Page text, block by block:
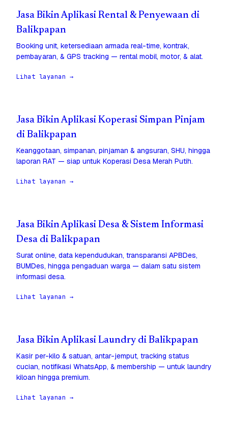
Jasa Bikin Aplikasi Rental & Penyewaan di
Balikpapan
Booking unit, ketersediaan armada real-time, kontrak,
pembayaran, & GPS tracking — rental mobil, motor, & alat.
Lihat layanan →
Jasa Bikin Aplikasi Koperasi Simpan Pinjam
di Balikpapan
Keanggotaan, simpanan, pinjaman & angsuran, SHU, hingga
laporan RAT — siap untuk Koperasi Desa Merah Putih.
Lihat layanan →
Jasa Bikin Aplikasi Desa & Sistem Informasi
Desa di Balikpapan
Surat online, data kependudukan, transparansi APBDes,
BUMDes, hingga pengaduan warga — dalam satu sistem
informasi desa.
Lihat layanan →
Jasa Bikin Aplikasi Laundry di Balikpapan
Kasir per-kilo & satuan, antar-jemput, tracking status
cucian, notifikasi WhatsApp, & membership — untuk laundry
kiloan hingga premium.
Lihat layanan →